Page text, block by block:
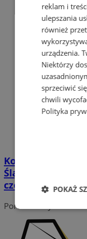
Koszykówka 3x3
Śląskiego.
czerwca!
Portal należy do sieci
reklam i
ulepszania
również
urządzenia.
Niektórzy
sprzeciwić
chwili
Polityka
POKAŻ